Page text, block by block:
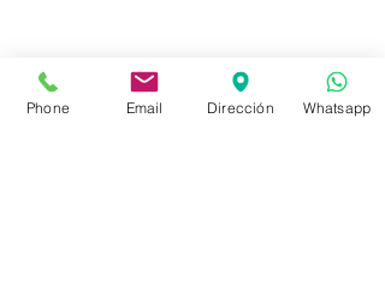
info@sociedadbiblica.org.uy
Phone Email Dirección Whatsapp